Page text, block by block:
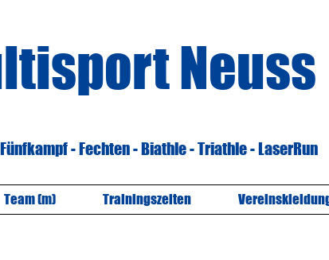
Neuss
- Fechten - Biathle - Triathle - LaserRun
Team (m) Trainingszeiten